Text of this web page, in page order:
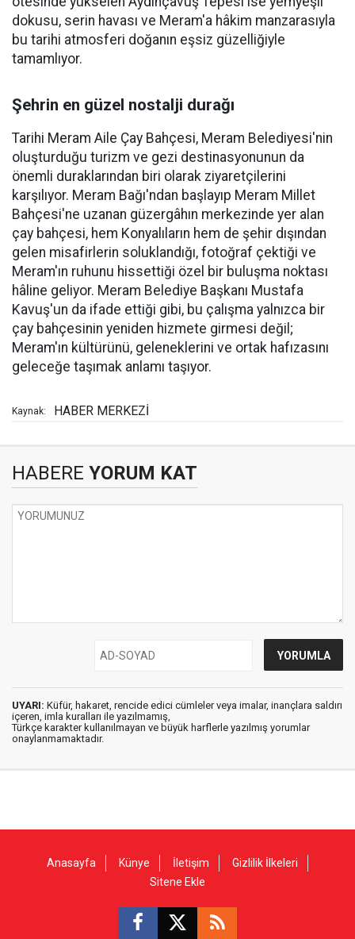
dokusu, serin havası ve Meram'a hâkim manzarasıyla
bu tarihi atmosferi doğanın eşsiz güzelliğiyle
tamamlıyor.
Şehrin en güzel nostalji durağı
Tarihi Meram Aile Çay Bahçesi, Meram Belediyesi'nin
oluşturduğu turizm ve gezi destinasyonunun da
önemli duraklarından biri olarak ziyaretçilerini
karşılıyor. Meram Bağı'ndan başlayıp Meram Millet
Bahçesi'ne uzanan güzergâhın merkezinde yer alan
çay bahçesi, hem Konyalıların hem de şehir dışından
gelen misafirlerin soluklandığı, fotoğraf çektiği ve
Meram'ın ruhunu hissettiği özel bir buluşma noktası
hâline geliyor. Meram Belediye Başkanı Mustafa
Kavuş'un da ifade ettiği gibi, bu çalışma yalnızca bir
çay bahçesinin yeniden hizmete girmesi değil;
Meram'ın kültürünü, geleneklerini ve ortak hafızasını
geleceğe taşımak anlamı taşıyor.
Kaynak: HABER MERKEZİ
HABERE YORUM KAT
UYARI: Küfür, hakaret, rencide edici cümleler veya imalar, inançlara saldırı
içeren, imla kuralları ile yazılmamış,
Türkçe karakter kullanılmayan ve büyük harflerle yazılmış yorumlar
onaylanmamaktadır.
Anasayfa Künye İletişim
Gizlilik İlkeleri
Sitene Ekle